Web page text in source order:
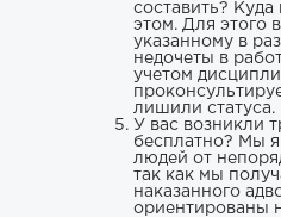
составить?
этом. Для этого
указанному в
недочеты в
учетом
лишили статуса.
У вас возникли
бесплатно? Мы
людей от
так как мы
наказанного
ориентированы